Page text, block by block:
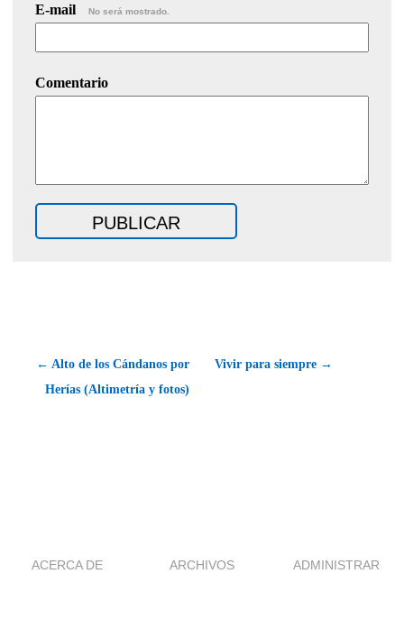
E-mail No será mostrado.
Comentario
← Alto de los Cándanos por
Herías (Altimetría y fotos)
Vivir para siempre →
ACERCA DE ARCHIVOS ADMINISTRAR